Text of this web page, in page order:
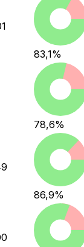
83,1%
78,6%
86,9%